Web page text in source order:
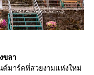
ขลา
มาร์คที่สวยงามแห่งใหม่